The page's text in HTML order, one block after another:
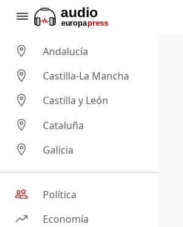
Andalucía
Castilla-La Mancha
Castilla y León
Cataluña
Galicia
Política
Economía